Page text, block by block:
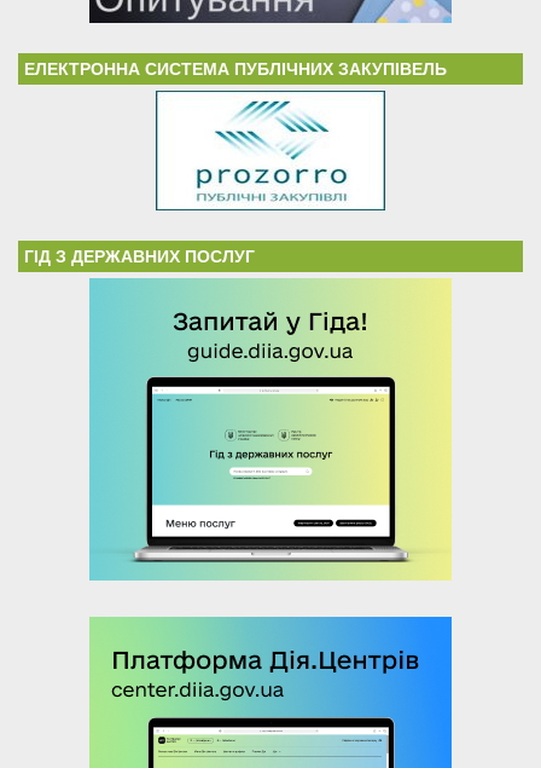
ЕЛЕКТРОННА СИСТЕМА ПУБЛІЧНИХ ЗАКУПІВЕЛЬ
ГІД З ДЕРЖАВНИХ ПОСЛУГ